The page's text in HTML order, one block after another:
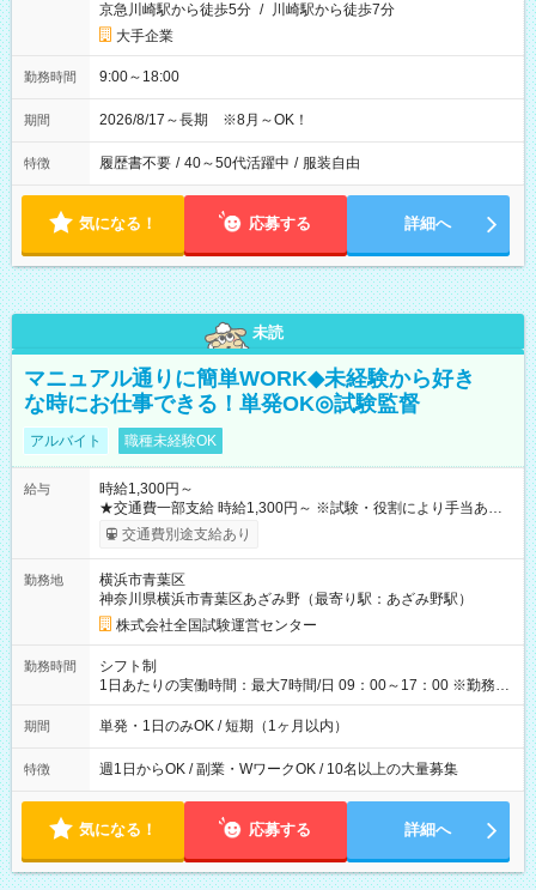
京急川崎駅から徒歩5分 / 川崎駅から徒歩7分
大手企業
勤務時間 9:00～18:00
期間 2026/8/17～長期 ※8月～OK！
特徴 履歴書不要 / 40～50代活躍中 / 服装自由
気になる！ 応募する 詳細へ
未読
マニュアル通りに簡単WORK◆未経験から好き
な時にお仕事できる！単発OK◎試験監督
アルバイト 職種未経験OK
給与
時給1,300円～
★交通費一部支給 時給1,300円～ ※試験・役割により手当あり
※勤務回数により昇給あり 【即給（前払い）オプションあ
り！】 希望される場合、勤務から1週間ほどで給与の一部を受け
例】 ・河合塾模擬試験 8:30～17:30（休憩1時間） 時給1,300円
×8時間＝日収10,400円＋交通費 ※当日の役割により時給＋100
円の場合あり ・国家試験 7:00～13:30（休憩なし） 時給1,300
円（役割手当＋100円）×6時間＝日収8,400円＋交通費 【試用期
間】試用期間なし
交通費別途支給あり
勤務地
横浜市青葉区
神奈川県横浜市青葉区あざみ野（最寄り駅：あざみ野駅）
株式会社全国試験運営センター
勤務時間
シフト制
1日あたりの実働時間：最大7時間/日 09：00～17：00 ※勤務時
間は 試験により異なります。
期間 単発・1日のみOK / 短期（1ヶ月以内）
特徴 週1日からOK / 副業・WワークOK / 10名以上の大量募集
気になる！ 応募する 詳細へ